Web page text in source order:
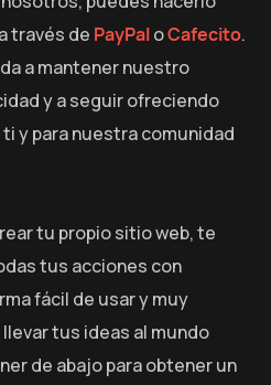
través de PayPaloCafecito.
a mantener nuestro
y a seguir ofreciendo
y para nuestra comunidad
tu propio sitio web, te
tus acciones con
fácil de usar y muy
tus ideas al mundo
de abajo para obtener un